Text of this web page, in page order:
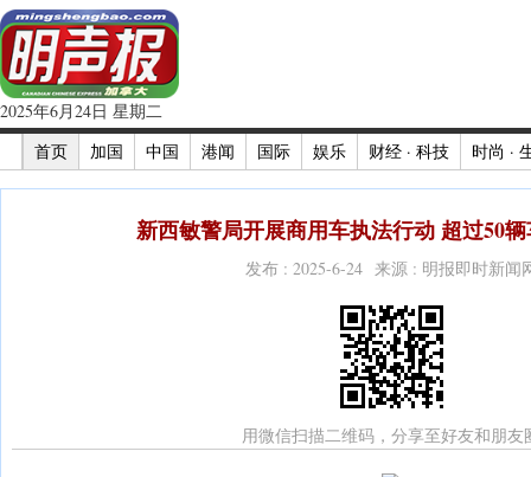
2025年6月24日 星期二
首页
加国 中国 港闻 国际 娱乐 财经 · 科技 时尚 ·
新西敏警局开展商用车执法行动 超过50
发布 : 2025-6-24 来源 : 明报即时新闻
用微信扫描二维码，分享至好友和朋友